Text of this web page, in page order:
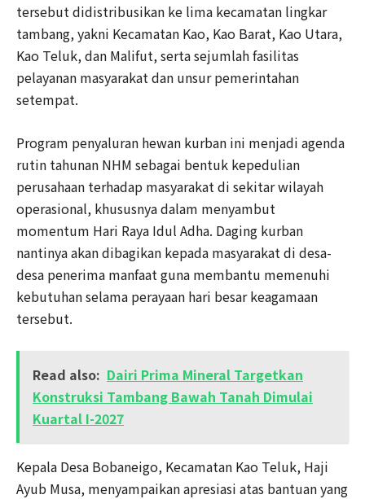
tersebut didistribusikan ke lima kecamatan lingkar
tambang, yakni Kecamatan Kao, Kao Barat, Kao Utara,
Kao Teluk, dan Malifut, serta sejumlah fasilitas
pelayanan masyarakat dan unsur pemerintahan
setempat.
Program penyaluran hewan kurban ini menjadi agenda
rutin tahunan NHM sebagai bentuk kepedulian
perusahaan terhadap masyarakat di sekitar wilayah
operasional, khususnya dalam menyambut
momentum Hari Raya Idul Adha. Daging kurban
nantinya akan dibagikan kepada masyarakat di desa-
desa penerima manfaat guna membantu memenuhi
kebutuhan selama perayaan hari besar keagamaan
tersebut.
Read also: Dairi Prima Mineral Targetkan
Konstruksi Tambang Bawah Tanah Dimulai
Kuartal I-2027
Kepala Desa Bobaneigo, Kecamatan Kao Teluk, Haji
Ayub Musa, menyampaikan apresiasi atas bantuan yang